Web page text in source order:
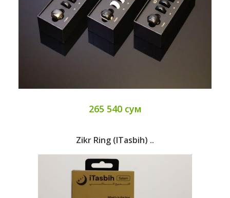
265 540 сум
Zikr Ring (iTasbih) ..